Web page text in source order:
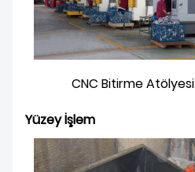
CNC Bitirme Atölyesi
Yüzey İşlem